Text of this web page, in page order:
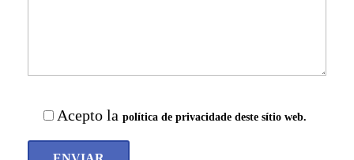
Acepto la política de privacidade deste sítio web.